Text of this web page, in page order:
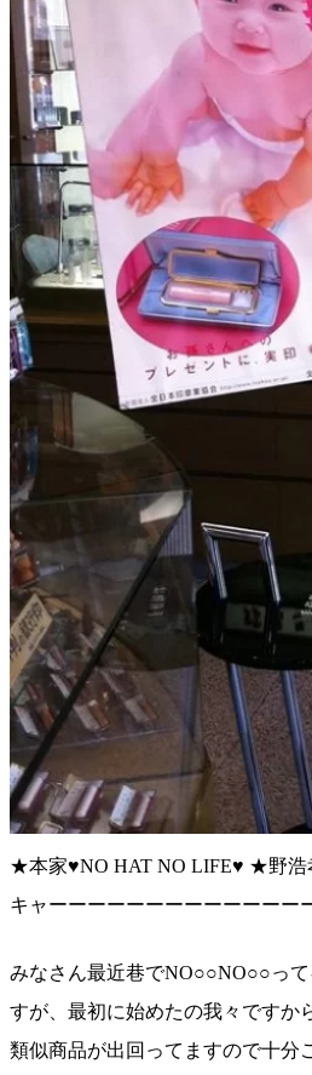
★本家♥︎NO HAT NO LIFE♥︎ ★野
キャーーーーーーーーーーーーー
みなさん最近巷でNO○○NO○○っ
すが、最初に始めたの我々ですか
類似商品が出回ってますので十分